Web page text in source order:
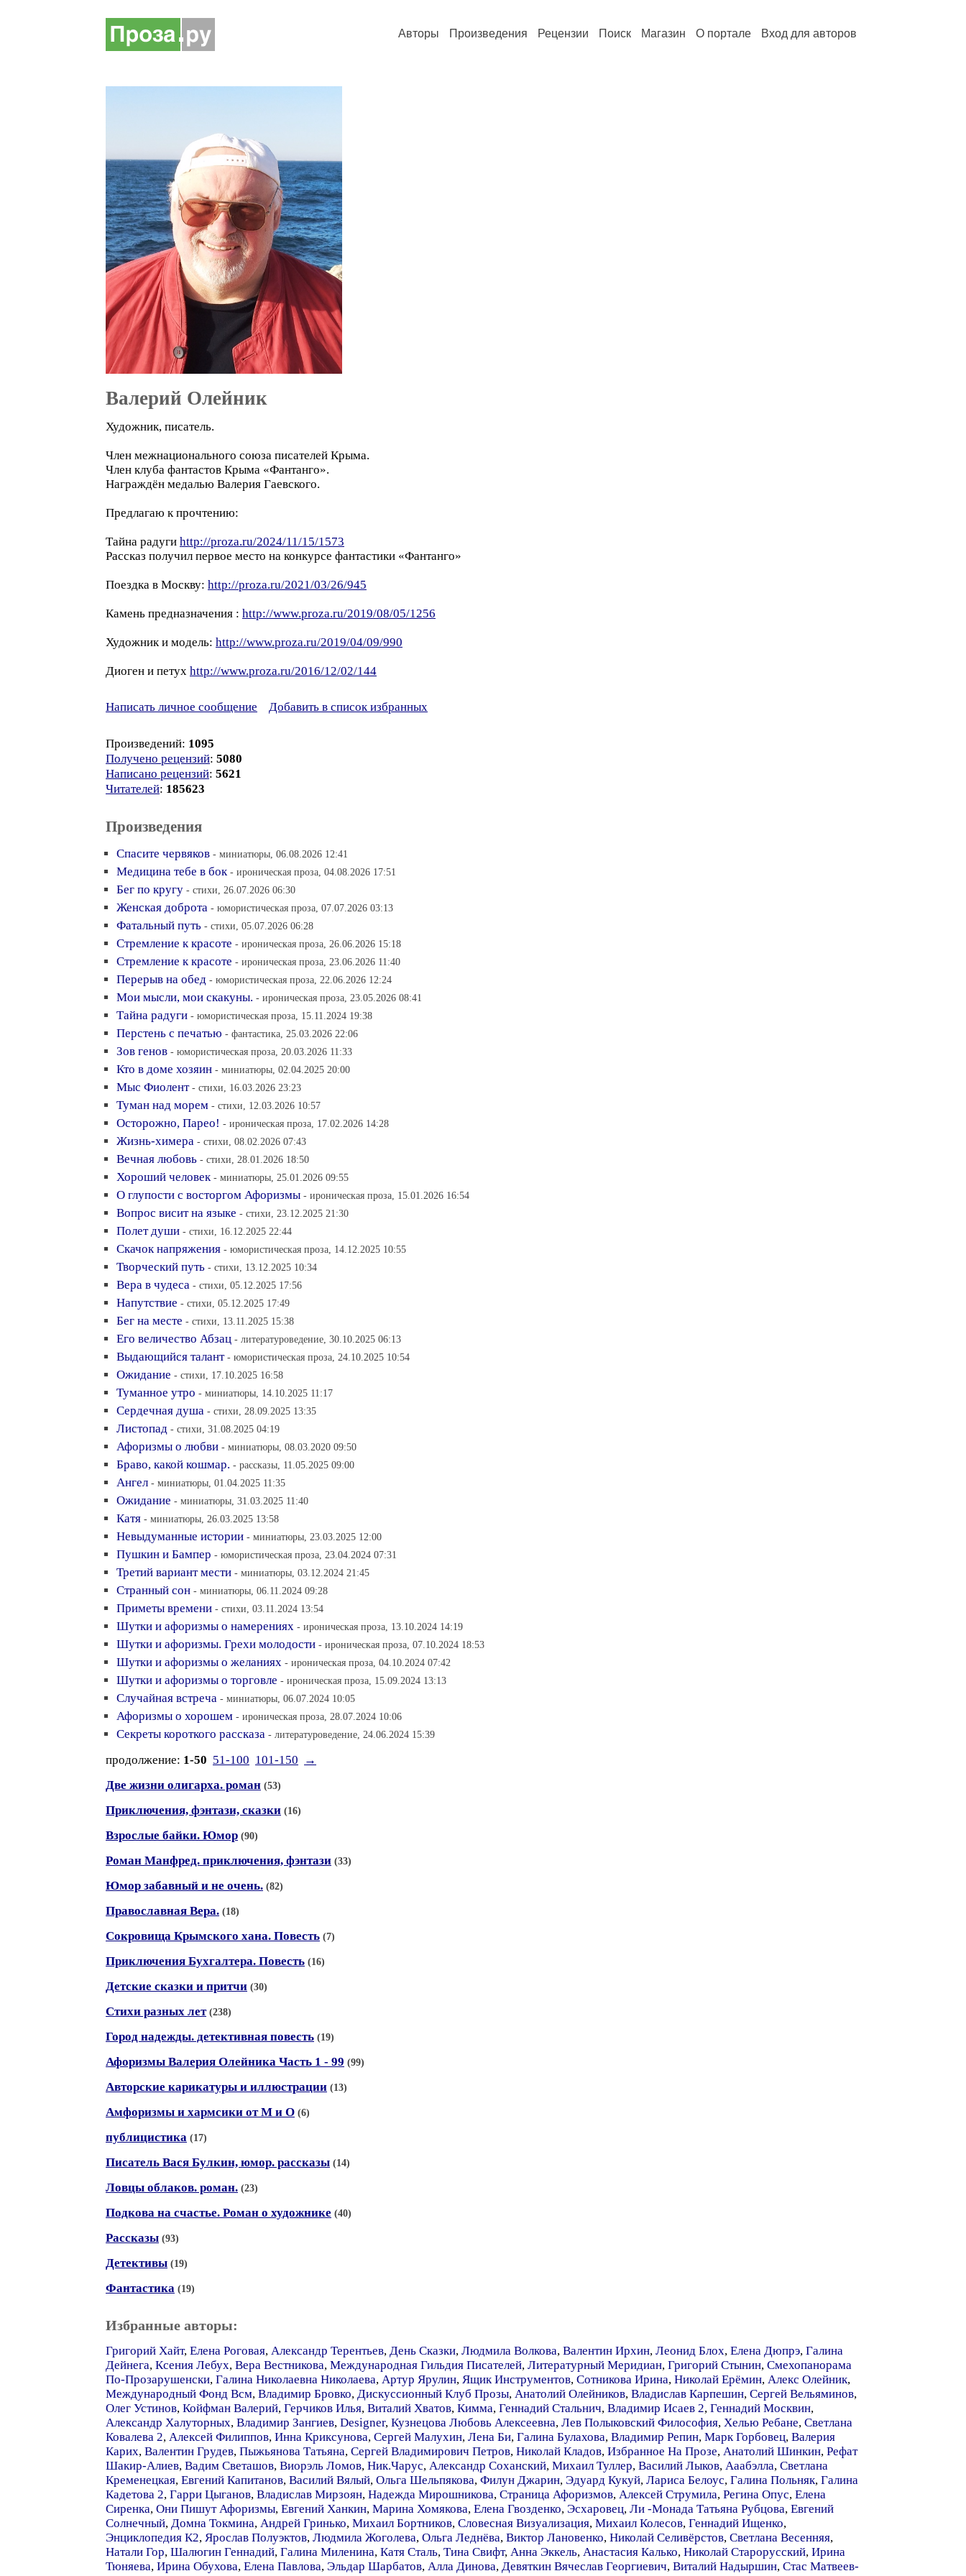
Авторы Произведения Рецензии Поиск Магазин О портале Вход для авторов
Валерий Олейник
Художник, писатель.
Член межнационального союза писателей Крыма.
Член клуба фантастов Крыма «Фантанго».
Награждён медалью Валерия Гаевского.
Предлагаю к прочтению:
Тайна радуги http://proza.ru/2024/11/15/1573
Рассказ получил первое место на конкурсе фантастики «Фантанго»
Поездка в Москву: http://proza.ru/2021/03/26/945
Камень предназначения : http://www.proza.ru/2019/08/05/1256
Художник и модель: http://www.proza.ru/2019/04/09/990
Диоген и петух http://www.proza.ru/2016/12/02/144
Написать личное сообщение Добавить в список избранных
Произведений: 1095
Получено рецензий: 5080
Написано рецензий: 5621
Читателей: 185623
Произведения
Спасите червяков - миниатюры, 06.08.2026 12:41
Медицина тебе в бок - ироническая проза, 04.08.2026 17:51
Бег по кругу - стихи, 26.07.2026 06:30
Женская доброта - юмористическая проза, 07.07.2026 03:13
Фатальный путь - стихи, 05.07.2026 06:28
Стремление к красоте - ироническая проза, 26.06.2026 15:18
Стремление к красоте - ироническая проза, 23.06.2026 11:40
Перерыв на обед - юмористическая проза, 22.06.2026 12:24
Мои мысли, мои скакуны. - ироническая проза, 23.05.2026 08:41
Тайна радуги - юмористическая проза, 15.11.2024 19:38
Перстень с печатью - фантастика, 25.03.2026 22:06
Зов генов - юмористическая проза, 20.03.2026 11:33
Кто в доме хозяин - миниатюры, 02.04.2025 20:00
Мыс Фиолент - стихи, 16.03.2026 23:23
Туман над морем - стихи, 12.03.2026 10:57
Осторожно, Парео! - ироническая проза, 17.02.2026 14:28
Жизнь-химера - стихи, 08.02.2026 07:43
Вечная любовь - стихи, 28.01.2026 18:50
Хороший человек - миниатюры, 25.01.2026 09:55
О глупости с восторгом Афоризмы - ироническая проза, 15.01.2026 16:54
Вопрос висит на языке - стихи, 23.12.2025 21:30
Полет души - стихи, 16.12.2025 22:44
Скачок напряжения - юмористическая проза, 14.12.2025 10:55
Творческий путь - стихи, 13.12.2025 10:34
Вера в чудеса - стихи, 05.12.2025 17:56
Напутствие - стихи, 05.12.2025 17:49
Бег на месте - стихи, 13.11.2025 15:38
Его величество Абзац - литературоведение, 30.10.2025 06:13
Выдающийся талант - юмористическая проза, 24.10.2025 10:54
Ожидание - стихи, 17.10.2025 16:58
Туманное утро - миниатюры, 14.10.2025 11:17
Сердечная душа - стихи, 28.09.2025 13:35
Листопад - стихи, 31.08.2025 04:19
Афоризмы о любви - миниатюры, 08.03.2020 09:50
Браво, какой кошмар. - рассказы, 11.05.2025 09:00
Ангел - миниатюры, 01.04.2025 11:35
Ожидание - миниатюры, 31.03.2025 11:40
Катя - миниатюры, 26.03.2025 13:58
Невыдуманные истории - миниатюры, 23.03.2025 12:00
Пушкин и Бампер - юмористическая проза, 23.04.2024 07:31
Третий вариант мести - миниатюры, 03.12.2024 21:45
Странный сон - миниатюры, 06.11.2024 09:28
Приметы времени - стихи, 03.11.2024 13:54
Шутки и афоризмы о намерениях - ироническая проза, 13.10.2024 14:19
Шутки и афоризмы. Грехи молодости - ироническая проза, 07.10.2024 18:53
Шутки и афоризмы о желаниях - ироническая проза, 04.10.2024 07:42
Шутки и афоризмы о торговле - ироническая проза, 15.09.2024 13:13
Случайная встреча - миниатюры, 06.07.2024 10:05
Афоризмы о хорошем - ироническая проза, 28.07.2024 10:06
Секреты короткого рассказа - литературоведение, 24.06.2024 15:39
продолжение: 1-50 51-100 101-150
→
Две жизни олигарха. роман (53)
Приключения, фэнтази, сказки (16)
Взрослые байки. Юмор (90)
Роман Манфред. приключения, фэнтази (33)
Юмор забавный и не очень. (82)
Православная Вера. (18)
Сокровища Крымского хана. Повесть (7)
Приключения Бухгалтера. Повесть (16)
Детские сказки и притчи (30)
Стихи разных лет (238)
Город надежды. детективная повесть (19)
Афоризмы Валерия Олейника Часть 1 - 99 (99)
Авторские карикатуры и иллюстрации (13)
Амфоризмы и хармсики от М и О (6)
публицистика (17)
Писатель Вася Булкин, юмор. рассказы (14)
Ловцы облаков. роман. (23)
Подкова на счастье. Роман о художнике (40)
Рассказы (93)
Детективы (19)
Фантастика (19)
Избранные авторы:
Григорий Хайт, Елена Роговая, Александр Терентьев, День Сказки, Людмила Волкова, Валентин Ирхин, Леонид Блох, Елена Дюпрэ, Галина
Дейнега, Ксения Лебух, Вера Вестникова, Международная Гильдия Писателей, Литературный Меридиан, Григорий Стынин, Смехопанорама
По-Прозарушенски, Галина Николаевна Николаева, Артур Ярулин, Ящик Инструментов, Сотникова Ирина, Николай Ерёмин, Алекс Олейник,
Международный Фонд Всм, Владимир Бровко, Дискуссионный Клуб Прозы, Анатолий Олейников, Владислав Карпешин, Сергей Вельяминов,
Олег Устинов, Койфман Валерий, Герчиков Илья, Виталий Хватов, Кимма, Геннадий Стальнич, Владимир Исаев 2, Геннадий Москвин,
Александр Халуторных, Владимир Зангиев, Designer, Кузнецова Любовь Алексеевна, Лев Полыковский Философия, Хелью Ребане, Светлана
Ковалева 2, Алексей Филиппов, Инна Криксунова, Сергей Малухин, Лена Би, Галина Булахова, Владимир Репин, Марк Горбовец, Валерия
Карих, Валентин Грудев, Пыжьянова Татьяна, Сергей Владимирович Петров, Николай Кладов, Избранное На Прозе, Анатолий Шинкин, Рефат
Шакир-Алиев, Вадим Светашов, Виорэль Ломов, Ник.Чарус, Александр Соханский, Михаил Туллер, Василий Лыков, Ааабэлла, Светлана
Кременецкая, Евгений Капитанов, Василий Вялый, Ольга Шельпякова, Филун Джарин, Эдуард Кукуй, Лариса Белоус, Галина Польняк, Галина
Кадетова 2, Гарри Цыганов, Владислав Мирзоян, Надежда Мирошникова, Страница Афоризмов, Алексей Струмила, Регина Опус, Елена
Сиренка, Они Пишут Афоризмы, Евгений Ханкин, Марина Хомякова, Елена Гвозденко, Эсхаровец, Ли -Монада Татьяна Рубцова, Евгений
Солнечный, Домна Токмина, Андрей Гринько, Михаил Бортников, Словесная Визуализация, Михаил Колесов, Геннадий Ищенко,
Энциклопедия К2, Ярослав Полуэктов, Людмила Жоголева, Ольга Леднёва, Виктор Лановенко, Николай Селивёрстов, Светлана Весенняя,
Натали Гор, Шалюгин Геннадий, Галина Миленина, Катя Сталь, Тина Свифт, Анна Эккель, Анастасия Калько, Николай Старорусский, Ирина
Тюняева, Ирина Обухова, Елена Павлова, Эльдар Шарбатов, Алла Динова, Девяткин Вячеслав Георгиевич, Виталий Надыршин, Стас Матвеев-